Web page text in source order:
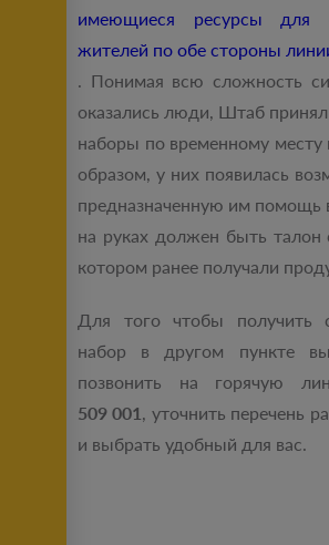
имеющиеся ресурсы для
жителей по обе стороны
. Понимая всю сложность
оказались люди, Штаб
наборы по временному месту
образом, у них появилась
предназначенную им помощь
на руках должен быть талон
котором ранее получали
Для того чтобы получить
набор в другом пункте
позвонить на горячую
509 001 , уточнить перечень
и выбрать удобный для вас.